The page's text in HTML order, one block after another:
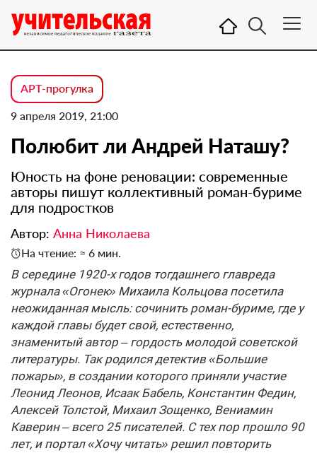
АРТ-прогулка
9 апреля 2019, 21:00
Полюбит ли Андрей Наташу?
Юность на фоне реновации: современные
авторы пишут коллективный роман-буриме
для подростков
Автор: Анна Николаева
На чтение: ≈ 6 мин.
В середине 1920-х годов тогдашнего главреда
журнала «Огонек» Михаила Кольцова посетила
неожиданная мысль: сочинить роман-буриме, где у
каждой главы будет свой, естественно,
знаменитый автор – гордость молодой советской
литературы. Так родился детектив «Большие
пожары», в создании которого приняли участие
Леонид Леонов, Исаак Бабель, Константин Федин,
Алексей Толстой, Михаил Зощенко, Вениамин
Каверин – всего 25 писателей. С тех пор прошло 90
лет, и портал «Хочу читать» решил повторить